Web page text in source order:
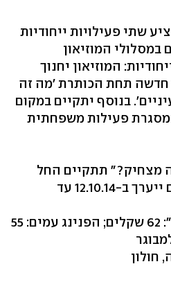
שתי פעילויות ייחודיות
במסלולי המוזיאון
המוזיאון יחנוך
חדשה תחת הכותרת 'מה זה
בנוסף יתקיים במקום
פעילות משפחתית
מצחיק?" תתקיים החל
מה-7.10.14; הפנינג עמים ייערך ב-12.10.14 עד
"מה זה מצחיק?": 62 שקלים; הפנינג עמים: 55
חולון